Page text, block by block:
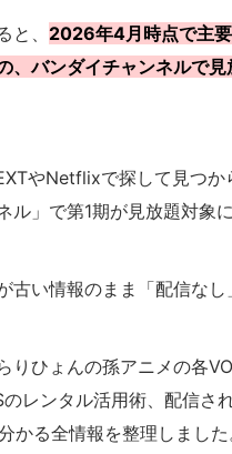
と、 2026年4月時点で主
、バンダイチャンネルで
やNetflixで探して見つ
ル」で第1期が見放題対
古い情報のまま「配信な
りひょんの孫アニメの各
レンタル活用術、配信さ
かる全情報を整理しまし